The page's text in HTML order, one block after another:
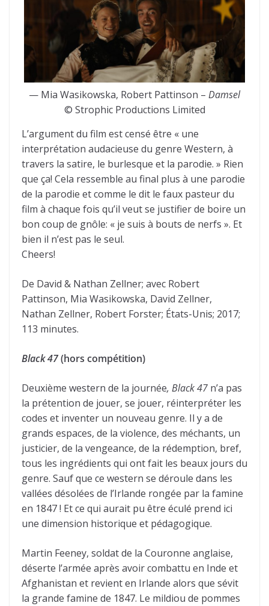
— Mia Wasikowska, Robert Pattinson – Damsel
© Strophic Productions Limited
L’argument du film est censé être « une
interprétation audacieuse du genre Western, à
travers la satire, le burlesque et la parodie. » Rien
que ça! Cela ressemble au final plus à une parodie
de la parodie et comme le dit le faux pasteur du
film à chaque fois qu’il veut se justifier de boire un
bon coup de gnôle: « je suis à bouts de nerfs ». Et
bien il n’est pas le seul.
Cheers!
De David & Nathan Zellner; avec Robert
Pattinson, Mia Wasikowska, David Zellner,
Nathan Zellner, Robert Forster; États-Unis; 2017;
113 minutes.
Black 47(hors compétition)
Deuxième western de la journée, Black 47 n’a pas
la prétention de jouer, se jouer, réinterpréter les
codes et inventer un nouveau genre. Il y a de
grands espaces, de la violence, des méchants, un
justicier, de la vengeance, de la rédemption, bref,
tous les ingrédients qui ont fait les beaux jours du
genre. Sauf que ce western se déroule dans les
vallées désolées de l’Irlande rongée par la famine
en 1847 ! Et ce qui aurait pu être éculé prend ici
une dimension historique et pédagogique.
Martin Feeney, soldat de la Couronne anglaise,
déserte l’armée après avoir combattu en Inde et
Afghanistan et revient en Irlande alors que sévit
la grande famine de 1847. Le mildiou de pommes